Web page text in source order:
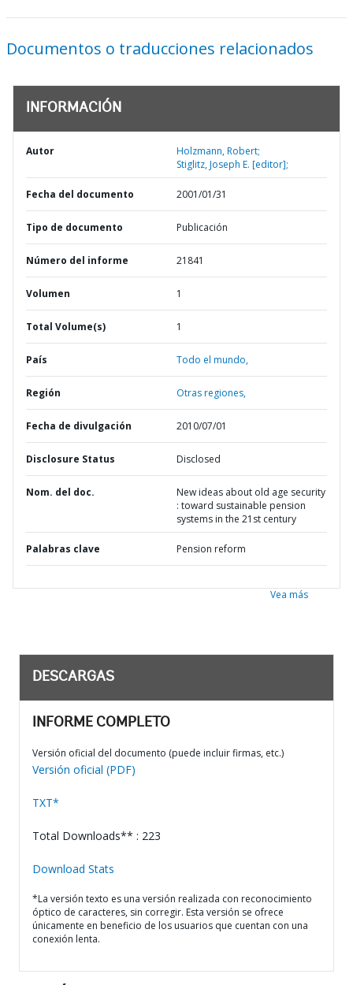
Documentos o traducciones relacionados
INFORMACIÓN
Autor
Holzmann, Robert;
Stiglitz, Joseph E. [editor];
Fecha del documento 2001/01/31
Tipo de documento Publicación
Número del informe 21841
Volumen 1
Total Volume(s) 1
País Todo el mundo,
Región Otras regiones,
Fecha de divulgación 2010/07/01
Disclosure Status Disclosed
Nom. del doc.
New ideas about old age security
: toward sustainable pension
systems in the 21st century
Palabras clave Pension reform
Vea más
DESCARGAS
INFORME COMPLETO
Versión oficial del documento (puede incluir firmas, etc.)
Versión oficial (PDF)
TXT*
Total Downloads** : 223
Download Stats
*La versión texto es una versión realizada con reconocimiento
óptico de caracteres, sin corregir. Esta versión se ofrece
únicamente en beneficio de los usuarios que cuentan con una
conexión lenta.